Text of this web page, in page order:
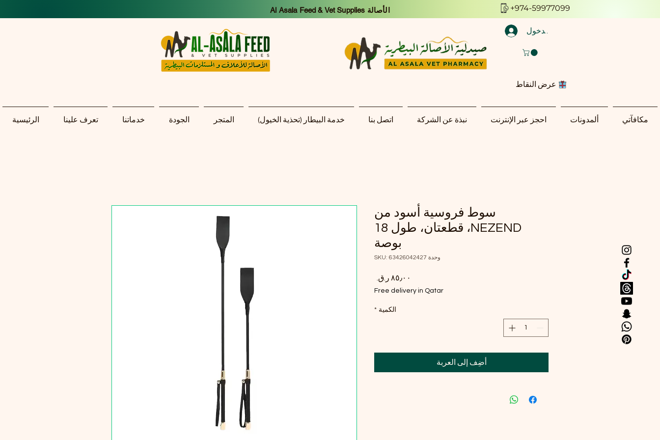
Al Asala Feed & Vet Supplies الأصالة +974-59977099
تسجيل الدخول
عرض النقاط
الرئيسية تعرف علينا خدماتنا الجودة المتجر خدمة البيطار (تحذية الخيول) اتصل بنا نبذة عن الشركة احجز عبر الإنترنت ألمدونات مكافآتي
سوط فروسية أسود من
NEZEND، قطعتان، طول 18
بوصة
وحدة SKU: 63426042427
Free delivery in Qatar
الكمية *
أضِف إلى العربة